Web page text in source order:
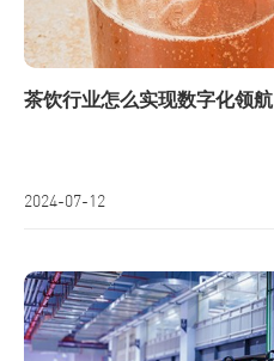
茶饮行业怎么实现数字化领航
2024-07-12